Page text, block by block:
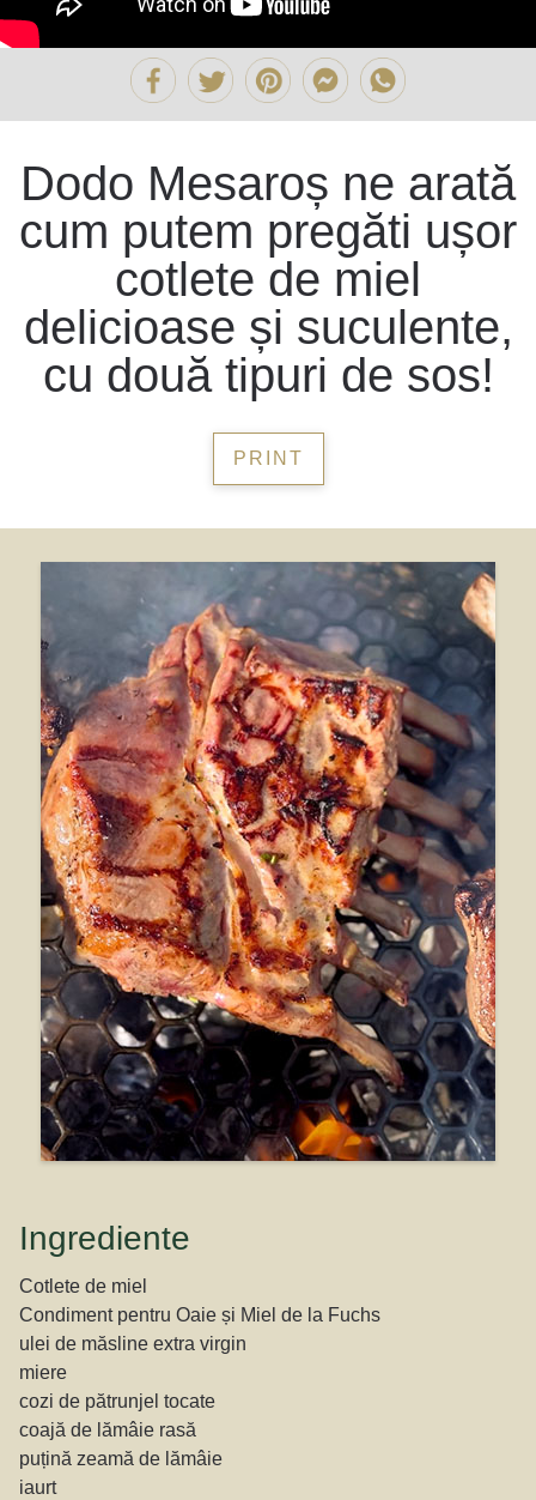
Dodo Mesaroș ne arată
cum putem pregăti ușor
cotlete de miel
delicioase și suculente,
cu două tipuri de sos!
PRINT
Ingrediente
Cotlete de miel
Condiment pentru Oaie și Miel de la Fuchs
ulei de măsline extra virgin
miere
cozi de pătrunjel tocate
coajă de lămâie rasă
puțină zeamă de lămâie
iaurt